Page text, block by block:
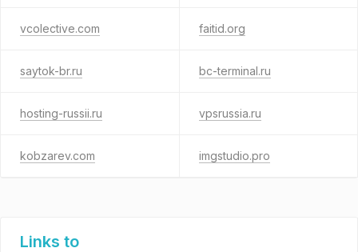
vcolective.com faitid.org
saytok-br.ru bc-terminal.ru
hosting-russii.ru vpsrussia.ru
kobzarev.com imgstudio.pro
Links to